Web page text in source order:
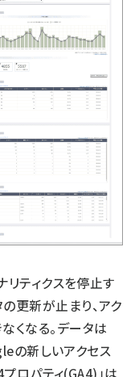
ティクスを停止す
更新が止まり、アク
くなる。データは
の新しいアクセス